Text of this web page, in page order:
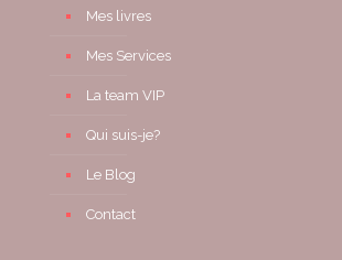
Mes livres
Mes Services
La team VIP
Qui suis-je?
Le Blog
Contact